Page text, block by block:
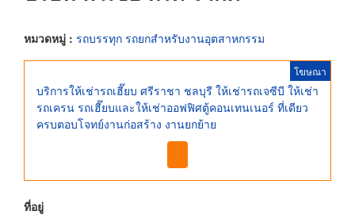
หมวดหมู่ : รถบรรทุก รถยกสำหรับงานอุตสาหกรรม
โฆษณา
บริการให้เช่ารถเฮี๊ยบ ศรีราชา ชลบุรี ให้เช่ารถเจซีบี ให้เช่า
รถเครน รถเฮี๊ยบและให้เช่าออฟฟิศตู้คอนเทนเนอร์ ที่เดียว
ครบตอบโจทย์งานก่อสร้าง งานยกย้าย
ที่อยู่